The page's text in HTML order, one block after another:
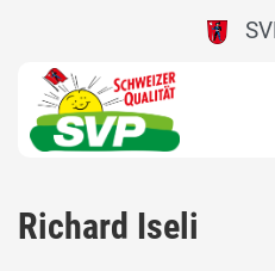
Richard Iseli